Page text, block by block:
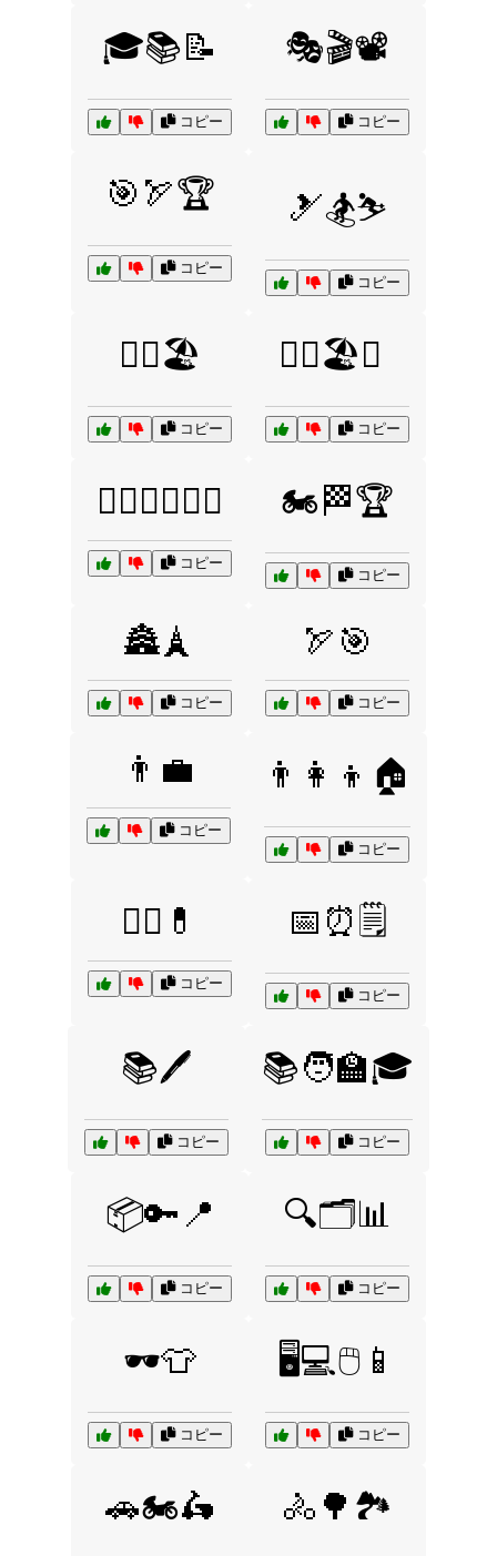
🎓📚📝
コピー
🎭🎬📽️
コピー
🎯🏹🏆
コピー
🎿🏂⛷️
コピー
🏊‍♂️🏖️
コピー
🏊‍♂️🏖️🌊
コピー
🏋️‍♂️🏃‍♀️🏊‍♂️
コピー
🏍️🏁🏆
コピー
🏯🗼
コピー
🏹🎯
コピー
👨💼
コピー
👨‍👩‍👦🏠
コピー
👨‍⚕️💊
コピー
📅⏰🗒️
コピー
📚🖊️
コピー
📚🧑‍🏫🎓
コピー
📦🔑📍
コピー
🔍🗂️📊
コピー
🕶️👕
コピー
🖥️💻🖱️📱
コピー
🚗🏍️🛵 🚴🌳🏞️